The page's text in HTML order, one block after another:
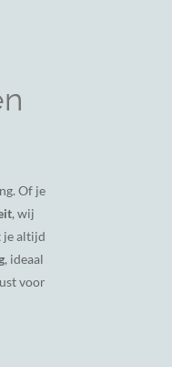
Of je
, wij
je altijd
, ideaal
voor